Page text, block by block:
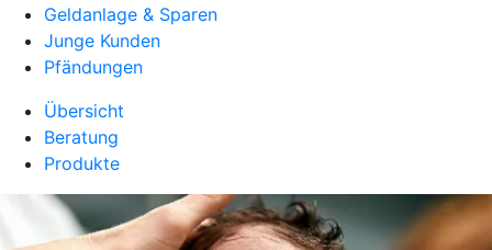
Geldanlage & Sparen
Junge Kunden
Pfändungen
Übersicht
Beratung
Produkte